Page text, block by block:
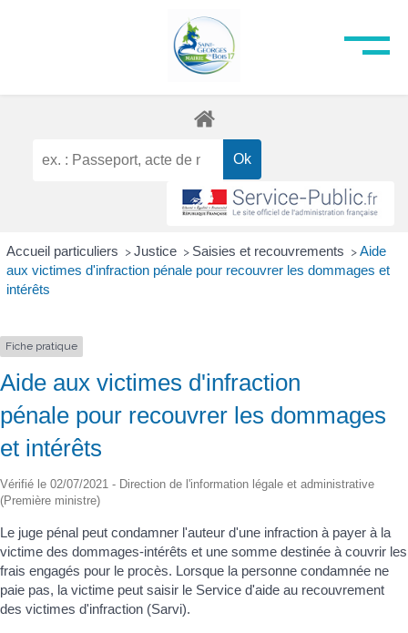
Accueil particuliers > Justice > Saisies et recouvrements > Aide
aux victimes d'infraction pénale pour recouvrer les dommages et
intérêts
Fiche pratique
Aide aux victimes d'infraction
pénale pour recouvrer les dommages
et intérêts
Vérifié le 02/07/2021 - Direction de l'information légale et administrative
(Première ministre)
Le juge pénal peut condamner l'auteur d'une infraction à payer à la
victime des dommages-intérêts et une somme destinée à couvrir les
frais engagés pour le procès. Lorsque la personne condamnée ne
paie pas, la victime peut saisir le Service d'aide au recouvrement
des victimes d'infraction (Sarvi).